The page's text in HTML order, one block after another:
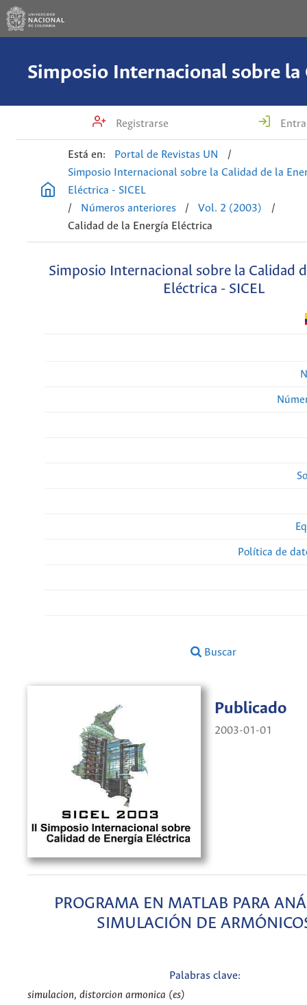
Registrarse
Está en: Portal de Revistas UN
/
Simposio Internacional sobre la Calidad de la
Eléctrica - SICEL
/
Números anteriores / Vol. 2 (2003)
/
Calidad de la Energía Eléctrica
Simposio Internacional sobre la Calidad
Eléctrica - SICEL
Política de
Buscar
Publicado
2003-01-01
PROGRAMA EN MATLAB PARA
SIMULACIÓN DE
Palabras clave:
simulacion, distorcion armonica (es)